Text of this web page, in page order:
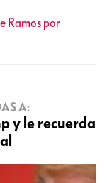
Ramos por
A:
y le recuerda